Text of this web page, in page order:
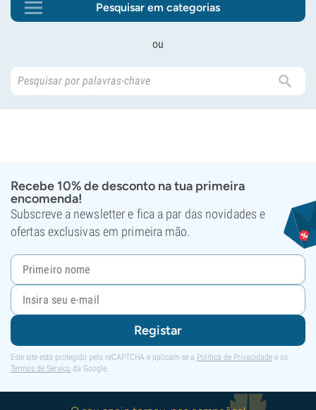
Pesquisar em categorias
ou
Recebe 10% de desconto na tua primeira
encomenda!
Subscreve a newsletter e fica a par das novidades e
ofertas exclusivas em primeira mão.
Registar
Este site está protegido pelo reCAPTCHA e aplicam-se a Política de Privacidade e os
Termos de Serviço da Google.